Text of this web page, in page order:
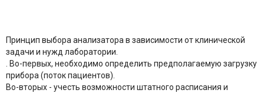
Принцип выбора анализатора в зависимости от клинической
задачи и нужд лаборатории.
. Во-первых, необходимо определить предполагаемую загрузку
прибора (поток пациентов).
Во-вторых - учесть возможности штатного расписания и